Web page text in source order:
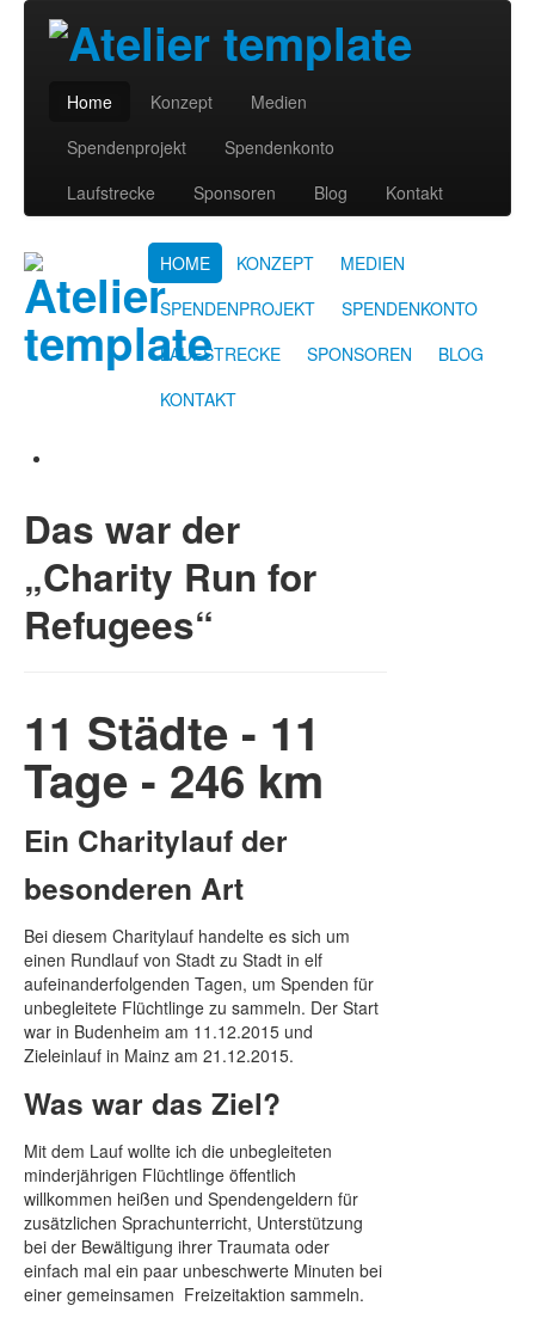
Home Konzept
Medien
Spendenprojekt
Spendenkonto
Laufstrecke
Sponsoren Blog Kontakt
HOME KONZEPT
MEDIEN
SPENDENPROJEKT
SPENDENKONTO
LAUFSTRECKE
SPONSOREN
BLOG
KONTAKT
Das war der
„Charity Run for
Refugees“
11 Städte - 11
Tage - 246 km
Ein Charitylauf der
besonderen Art
Bei diesem Charitylauf handelte es sich um
einen Rundlauf von Stadt zu Stadt in elf
aufeinanderfolgenden Tagen, um Spenden für
unbegleitete Flüchtlinge zu sammeln. Der Start
war in Budenheim am 11.12.2015 und
Zieleinlauf in Mainz am 21.12.2015.
Was war das Ziel?
Mit dem Lauf wollte ich die unbegleiteten
minderjährigen Flüchtlinge öffentlich
willkommen heißen und Spendengeldern für
zusätzlichen Sprachunterricht, Unterstützung
bei der Bewältigung ihrer Traumata oder
einfach mal ein paar unbeschwerte Minuten bei
einer gemeinsamen Freizeitaktion sammeln.